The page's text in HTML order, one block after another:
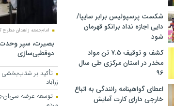
شکست پرسپولیس برابر سایپا/
دایی اجازه نداد برانکو قهرمان
شود
کشف و توقیف ۷.۵ تن مواد
مخدر در استان مرکزی طی سال
۹۶
اعطای گواهینامه رانندگی به اتباع
خارجی دارای کارت آمایش
امام‌جمعه زاهدان مطرح
بصیرت، سپر وحدت
دوقطبی‌سازی
تأکید بر
زرآباد
توسعه عرضه